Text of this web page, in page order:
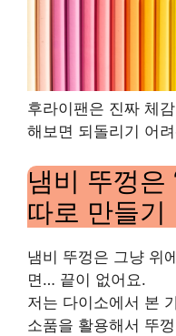
후라이팬은 진짜 체
해보면 되돌리기 어
냄비 뚜껑은
따로 만들기
냄비 뚜껑은 그냥 위
면… 끝이 없어요.
저는 다이소에서 본
소품을 활용해서 뚜